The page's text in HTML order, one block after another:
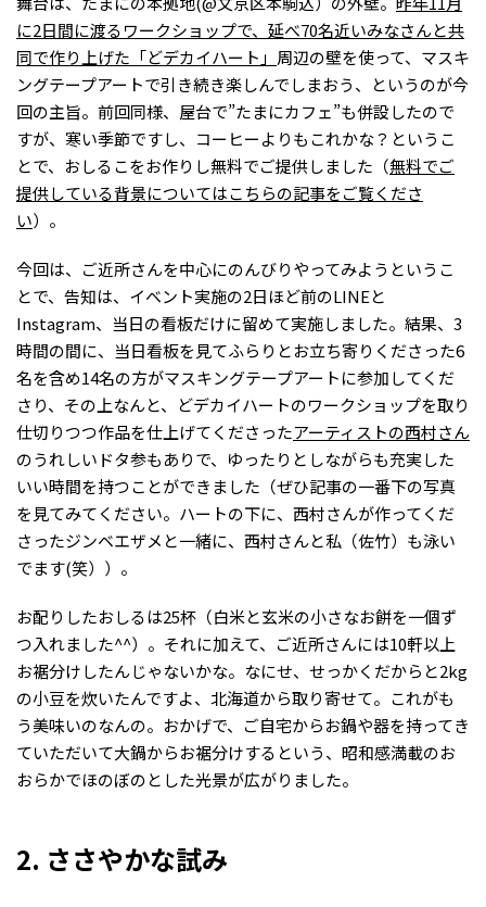
に2日間に渡るワークショップで、延べ70名近いみなさんと共
同で作り上げた「どデカイハート」 周辺の壁を使って、マスキ
ングテープアートで引き続き楽しんでしまおう、というのが今
回の主旨。前回同様、屋台で”たまにカフェ”も併設したので
すが、寒い季節ですし、コーヒーよりもこれかな？というこ
とで、おしるこをお作りし無料でご提供しました（無料でご
提供している背景についてはこちらの記事をご覧くださ
い）。
今回は、ご近所さんを中心にのんびりやってみようというこ
とで、告知は、イベント実施の2日ほど前のLINEと
Instagram、当日の看板だけに留めて実施しました。結果、3
時間の間に、当日看板を見てふらりとお立ち寄りくださった6
名を含め14名の方がマスキングテープアートに参加してくだ
さり、その上なんと、どデカイハートのワークショップを取り
仕切りつつ作品を仕上げてくださったアーティストの西村さん
のうれしいドタ参もありで、ゆったりとしながらも充実した
いい時間を持つことができました（ぜひ記事の一番下の写真
を見てみてください。ハートの下に、西村さんが作ってくだ
さったジンベエザメと一緒に、西村さんと私（佐竹）も泳い
でます(笑））。
お配りしたおしるは25杯（白米と玄米の小さなお餅を一個ず
つ入れました^^）。それに加えて、ご近所さんには10軒以上
お裾分けしたんじゃないかな。なにせ、せっかくだからと2kg
の小豆を炊いたんですよ、北海道から取り寄せて。これがも
う美味いのなんの。おかげで、ご自宅からお鍋や器を持ってき
ていただいて大鍋からお裾分けするという、昭和感満載のお
おらかでほのぼのとした光景が広がりました。
2. ささやかな試み